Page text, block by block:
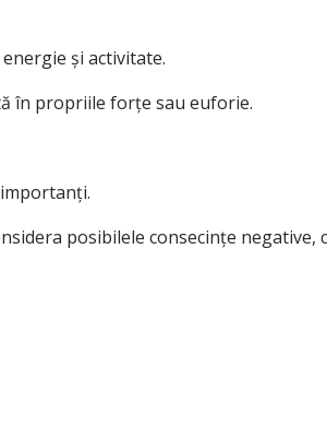
și activitate.
în propriile forțe sau euforie.
posibilele consecințe negative,